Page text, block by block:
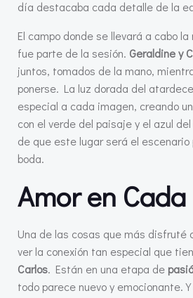
día destacaba cada detalle de la
El campo donde se llevará a cabo
fue parte de la sesión. Geraldine y
juntos, tomados de la mano,
ponerse. La luz dorada del
especial a cada imagen, creando
con el verde del paisaje y el azul
de que este lugar será el
boda.
Amor en
Una de las cosas que más disfruté
ver la conexión tan especial que
Carlos. Están en una etapa de
todo parece nuevo y emocionante.